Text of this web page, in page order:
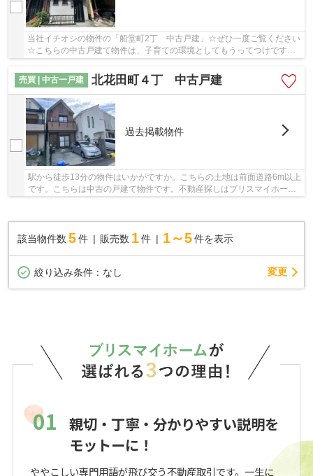
当社イチオシの物件の「船堂町2丁 中古戸建」☆ぜひ一度ご覧ください
☆こちらの中古戸建て物件は、子育ての環境としてもうってつけです☆
駅から徒歩11分の物件はいかがですか☆地下鉄御堂...
売買 | 中古一戸建
北花田町４丁 中古戸建
過去掲載物件
駅から徒歩13分の物件はいかがですか。こちらの土地は前面道路6m以上
です。こちらは中古の戸建て物件です。不動産探しはブリスマイホーム
該当物件数 5件 販売数 1 件 1～5 件を表示
絞り込み条件： なし 変更
01
親切・丁寧・分かりやすい説明を
モットーに！
ややこしい専門用語が飛び交う不動産取引です。一生に